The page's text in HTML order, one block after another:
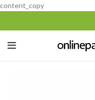
content_copy